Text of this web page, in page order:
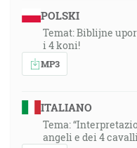
POLSKI
Temat: Biblijne
i 4 koni!
MP3
ITALIANO
Tema:
angeli e dei 4